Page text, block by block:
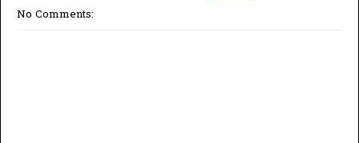
No Comments: